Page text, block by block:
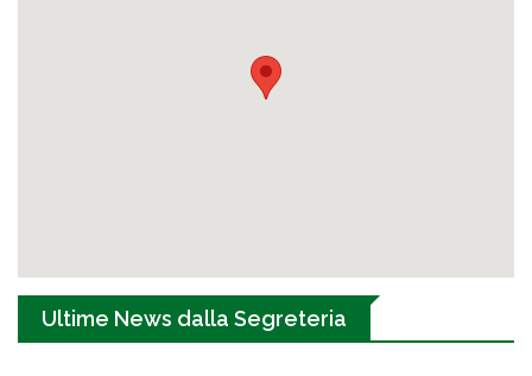
Ultime News dalla Segreteria